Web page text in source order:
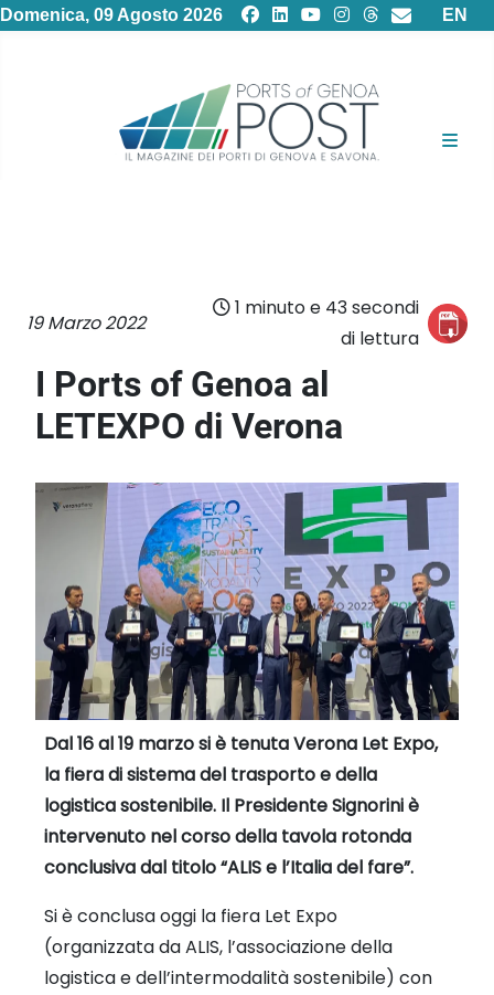
Domenica, 09 Agosto 2026 EN
19 Marzo 2022
1 minuto e 43 secondi
di lettura
I Ports of Genoa al
LETEXPO di Verona
Dal 16 al 19 marzo si è tenuta Verona Let Expo,
la fiera di sistema del trasporto e della
logistica sostenibile. Il Presidente Signorini è
intervenuto nel corso della tavola rotonda
conclusiva dal titolo “ALIS e l’Italia del fare”.
Si è conclusa oggi la fiera Let Expo
(organizzata da ALIS, l’associazione della
logistica e dell’intermodalità sostenibile) con